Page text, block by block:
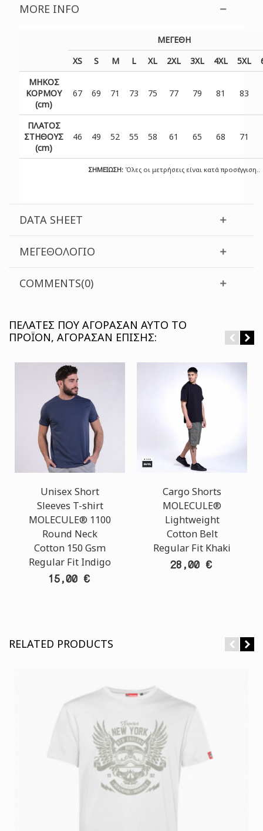
MORE INFO
ΜΕΓΕΘΗ
XS
S M L XL 2XL 3XL 4XL 5XL
ΣΗΜΕΙΩΣΗ:Όλες οι μετρήσεις είναι κατά προσέγγιση..
ΜΗΚΟΣ
ΚΟΡΜΟΥ
(cm)
67 69 71 73 75 77 79 81 83
ΠΛΑΤΟΣ
ΣΤΗΘΟΥΣ
(cm)
46 49 52 55 58 61 65 68 71
DATA SHEET
ΜΕΓΕΘΟΛΌΓΙΟ
COMMENTS(0)
ΠΕΛΆΤΕΣ ΠΟΥ ΑΓΌΡΑΣΑΝ ΑΥΤΌ ΤΟ
ΠΡΟΪΌΝ, ΑΓΌΡΑΣΑΝ ΕΠΊΣΗΣ:
Unisex Short
Sleeves T-shirt
MOLECULE® 1100
Round Neck
Cotton 150 Gsm
Regular Fit Indigo
15,00 €
Cargo Shorts
MOLECULE®
Lightweight
Cotton Belt
Regular Fit Khaki
28,00 €
RELATED PRODUCTS